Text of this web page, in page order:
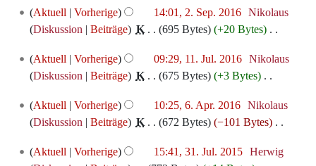
e
a
b
e
t
u
g
e
B
e
a
b
e
t
e
i
e
B
e
a
b
2.
September
Aktuell Vorherige 14:01, 2. Sep. 2016‎ Nikolaus
Diskussion
Beiträge K 695 Bytes +20 Bytes ‎
e
i
e
B
e
a
11.
Aktuell Vorherige 09:29, 11. Jul. 2016‎ Nikolaus
Diskussion
Beiträge K 675 Bytes +3 Bytes ‎
e
i
e
6.
April
Aktuell Vorherige 10:25, 6. Apr. 2016‎ Nikolaus
Diskussion
Beiträge K 672 Bytes −101 Bytes ‎
e
31.
Aktuell Vorherige 15:41, 31. Jul. 2015‎ Herwig